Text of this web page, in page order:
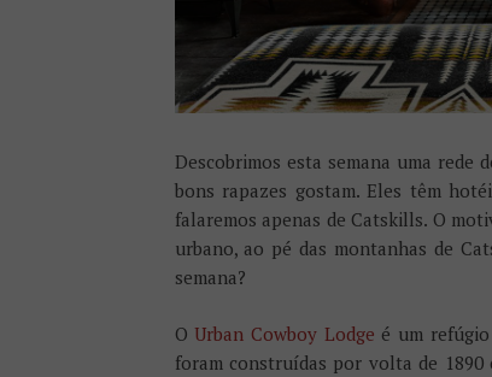
Descobrimos esta semana uma rede
bons rapazes gostam. Eles têm
falaremos apenas de Catskills. O
urbano, ao pé das montanhas de
semana?
O Urban Cowboy Lodge é um
foram construídas por volta de 1890